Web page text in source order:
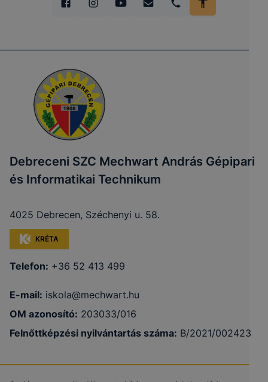
Debreceni SZC Mechwart András Gépipari
és Informatikai Technikum
4025 Debrecen, Széchenyi u. 58.
KRÉTA
Telefon: +36 52 413 499
E-mail: iskola@mechwart.hu
OM azonosító: 203033/016
Felnőttképzési nyilvántartás száma: B/2021/002423